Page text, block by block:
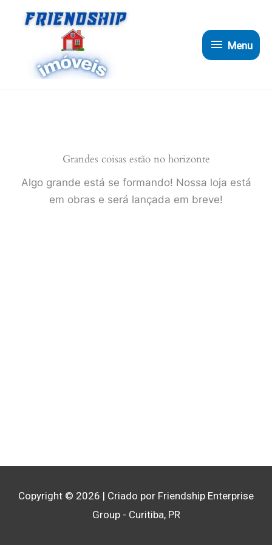
conteúdo
Menu
Menu
Grandes coisas estão no horizonte
Algo grande está se formando! Nossa loja está
em obras e será lançada em breve!
Copyright © 2026 | Criado por Friendship Enterprise
Group - Curitiba, PR